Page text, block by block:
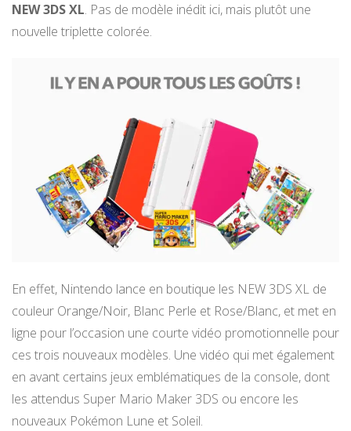
NEW 3DS XL. Pas de modèle inédit ici, mais plutôt une
nouvelle triplette colorée.
En effet, Nintendo lance en boutique les NEW 3DS XL de
couleur Orange/Noir, Blanc Perle et Rose/Blanc, et met en
ligne pour l’occasion une courte vidéo promotionnelle pour
ces trois nouveaux modèles. Une vidéo qui met également
en avant certains jeux emblématiques de la console, dont
les attendus Super Mario Maker 3DS ou encore les
nouveaux Pokémon Lune et Soleil.